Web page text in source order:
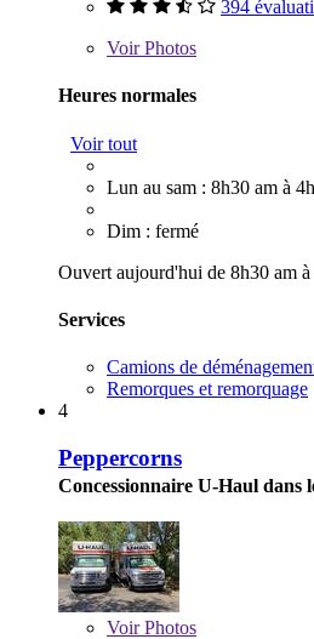
394
VoirPhotos
Heures normales
Voir tout
Lun au sam : 8h30 am à
Dim : fermé
Ouvert aujourd'hui de 8h30 am
Services
Camions de
Remorques et remorquage
4
Peppercorns
Concessionnaire U-Haul dans
VoirPhotos